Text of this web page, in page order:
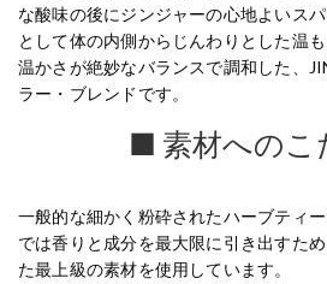
な酸味の後にジンジャーの心地よいス
として体の内側からじんわりとした温
温かさが絶妙なバランスで調和した、
ラー・ブレンドです。
■ 素材へのこ
一般的な細かく粉砕されたハーブティ
では香りと成分を最大限に引き出すた
た最上級の素材を使用しています。